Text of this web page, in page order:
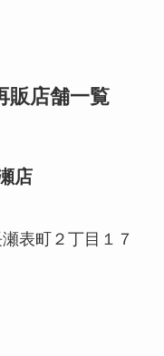
販店舗一覧
店
表町２丁目１７